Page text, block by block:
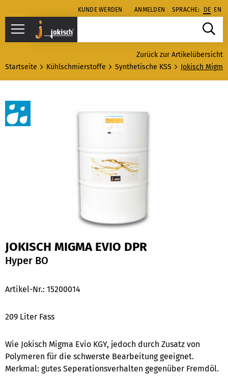
KUNDE WERDEN ANMELDEN SPRACHE: DE EN
Zurück zur Artikelübersicht
Startseite
Kühlschmierstoffe Synthetische KSS Jokisch Migma
JOKISCH MIGMA EVIO DPR
Hyper BO
Artikel-Nr.: 15200014
209 Liter Fass
Wie Jokisch Migma Evio KGY, jedoch durch Zusatz von
Polymeren für die schwerste Bearbeitung geeignet.
Merkmal: gutes Seperationsverhalten gegenüber Fremdöl.